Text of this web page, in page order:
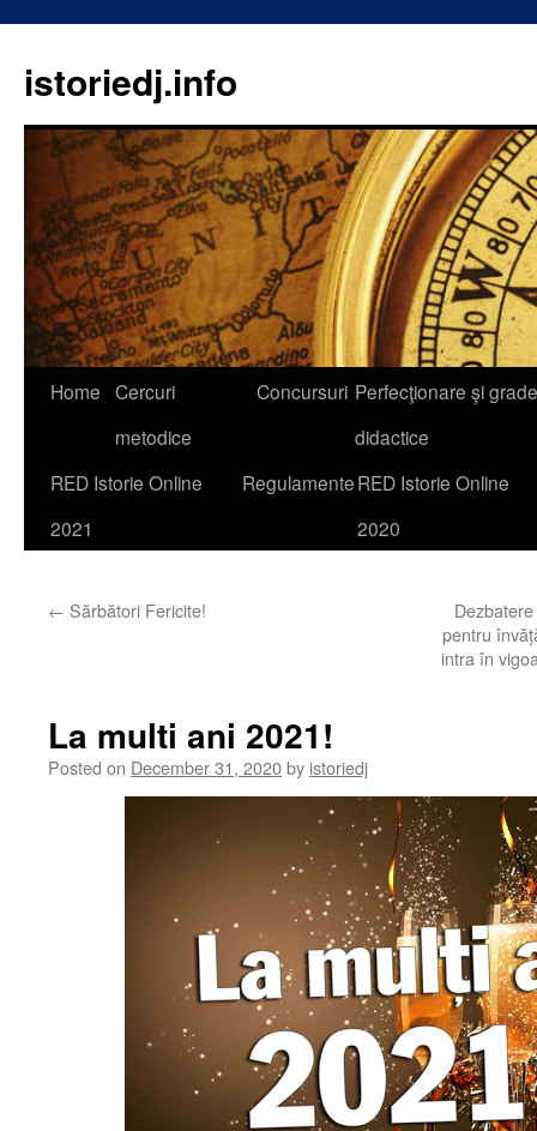
istoriedj.info
Skip
content
Home Cercuri
metodice
Concursuri Perfecţionare şi grade
didactice
RED Istorie Online
2021
RegulamenteRED Istorie Online
2020
← Sărbători Fericite!
pentru
intra în
La multi ani 2021!
Posted on December 31, 2020by istoriedj